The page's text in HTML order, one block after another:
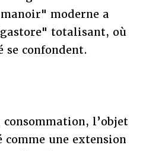
moderne a
totalisant, où
se confondent.
l’objet
une extension